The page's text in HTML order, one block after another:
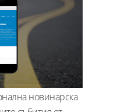
новинарска